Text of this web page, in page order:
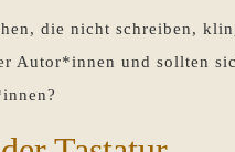
die nicht schreiben,
Autor*innen und sollten